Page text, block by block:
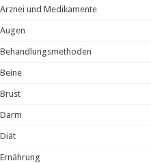
Arznei und Medikamente
Augen
Behandlungsmethoden
Beine
Brust
Darm
Diät
Ernährung